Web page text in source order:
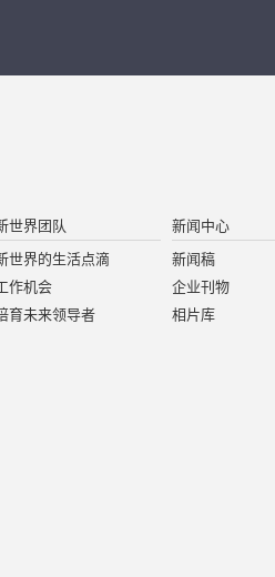
世界团队
世界的生活点滴
作机会
育未来领导者
新闻中心
新闻稿
企业刊物
相片库